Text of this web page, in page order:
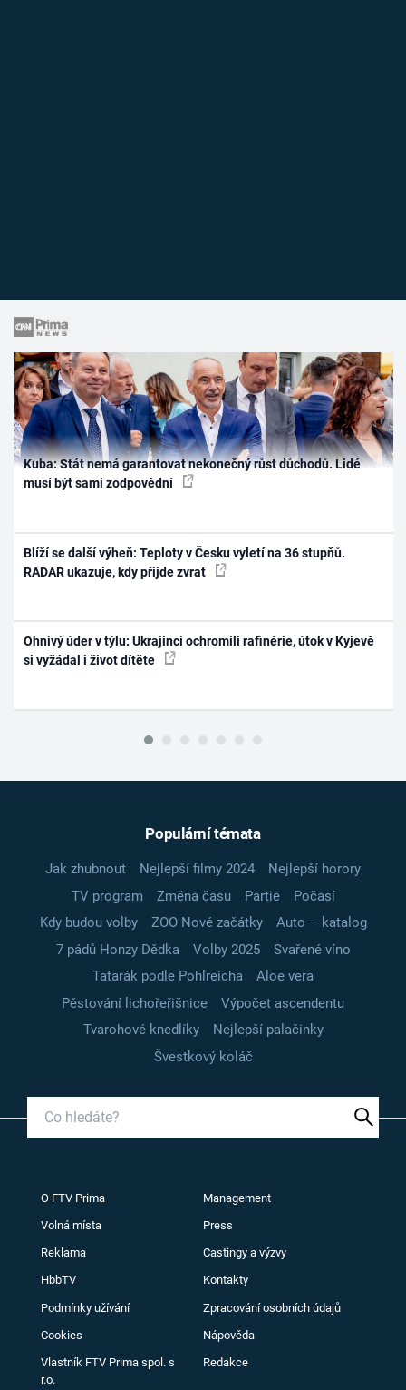
Kuba: Stát nemá garantovat nekonečný růst důchodů. Lidé
musí být sami zodpovědní
Blíží se další výheň: Teploty v Česku vyletí na 36 stupňů.
RADAR ukazuje, kdy přijde zvrat
Ohnivý úder v týlu: Ukrajinci ochromili rafinérie, útok v Kyjevě
si vyžádal i život dítěte
Populární témata
Jak zhubnout Nejlepší filmy 2024
Nejlepší horory
TV program
Změna času Partie
Počasí
Kdy budou volby
ZOO Nové začátky
Auto – katalog
7 pádů Honzy Dědka
Volby 2025
Svařené víno
Tatarák podle Pohlreicha
Aloe vera
Pěstování lichořeřišnice
Výpočet ascendentu
Tvarohové knedlíky
Nejlepší palačinky
Švestkový koláč
O FTV Prima Management
Volná místa Press
Reklama Castingy a výzvy
HbbTV Kontakty
Podmínky užívání Zpracování osobních údajů
Cookies Nápověda
Vlastník FTV Prima spol. s
r.o.
Redakce